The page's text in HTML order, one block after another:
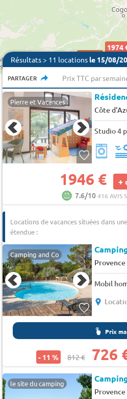
1946 €
1974
2505 €
2116€
706€
706€
706€
706€
2116€
706€
706€
706€
706€
2116€
Résultats > 11 locations le 15/08/
PARTAGER Prix TTC par
Pierre et Vacances
Côte
Studio 4
1946 € +
7.6/10416 AVIS
Locations de vacances situées dans
étendue :
Camping and Co
Provence
Mobil
Prix
- 11 % 812 € 726
le site du camping
Provence